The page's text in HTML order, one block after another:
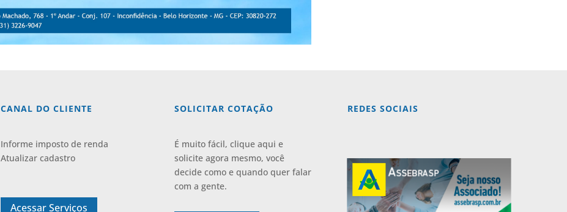
CANAL DO CLIENTE
Informe imposto de renda
Atualizar cadastro
Acessar Serviços
SOLICITAR COTAÇÃO
É muito fácil, clique aqui e
solicite agora mesmo, você
decide como e quando quer falar
com a gente.
REDES SOCIAIS